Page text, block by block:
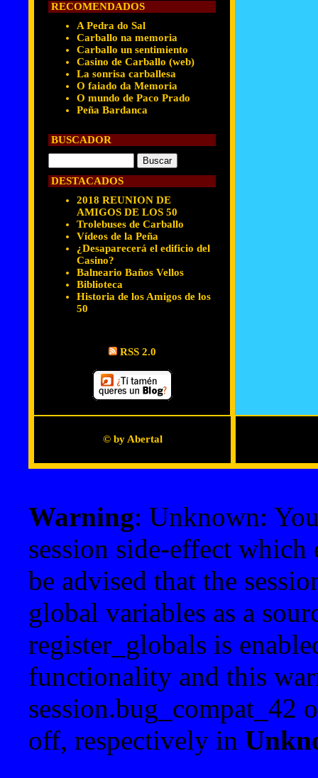
RECOMENDADOS
A Pedra do Sal
Carballo na memoria
Carballo un sentimiento
Casino de Carballo (web)
La sonrisa carballesa
O faiado da Memoria
O mundo de Paco Prado
Peña Bardanca
BUSCADOR
DESTACADOS
2018 REUNION DE
AMIGOS DE LOS 50
Trolebuses de Carballo
Vídeos de la Peña
¿Desaparecerá el edificio del
Casino?
Balneario Baños Vellos
Biblioteca
Historia de los Amigos de los
50
RSS 2.0
© by Abertal
Warning: Unknown:
session side-effect
be advised that the
global variables as a
register_globals is
functionality and this
session.bug_compat_42
off, respectively in